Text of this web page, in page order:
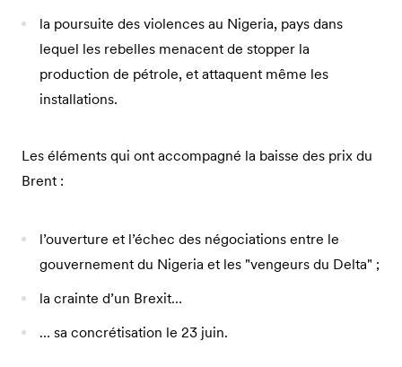
la poursuite des violences au Nigeria, pays dans
lequel les rebelles menacent de stopper la
production de pétrole, et attaquent même les
installations.
Les éléments qui ont accompagné la baisse des prix du
Brent :
l’ouverture et l’échec des négociations entre le
gouvernement du Nigeria et les "vengeurs du Delta" ;
la crainte d’un Brexit…
… sa concrétisation le 23 juin.